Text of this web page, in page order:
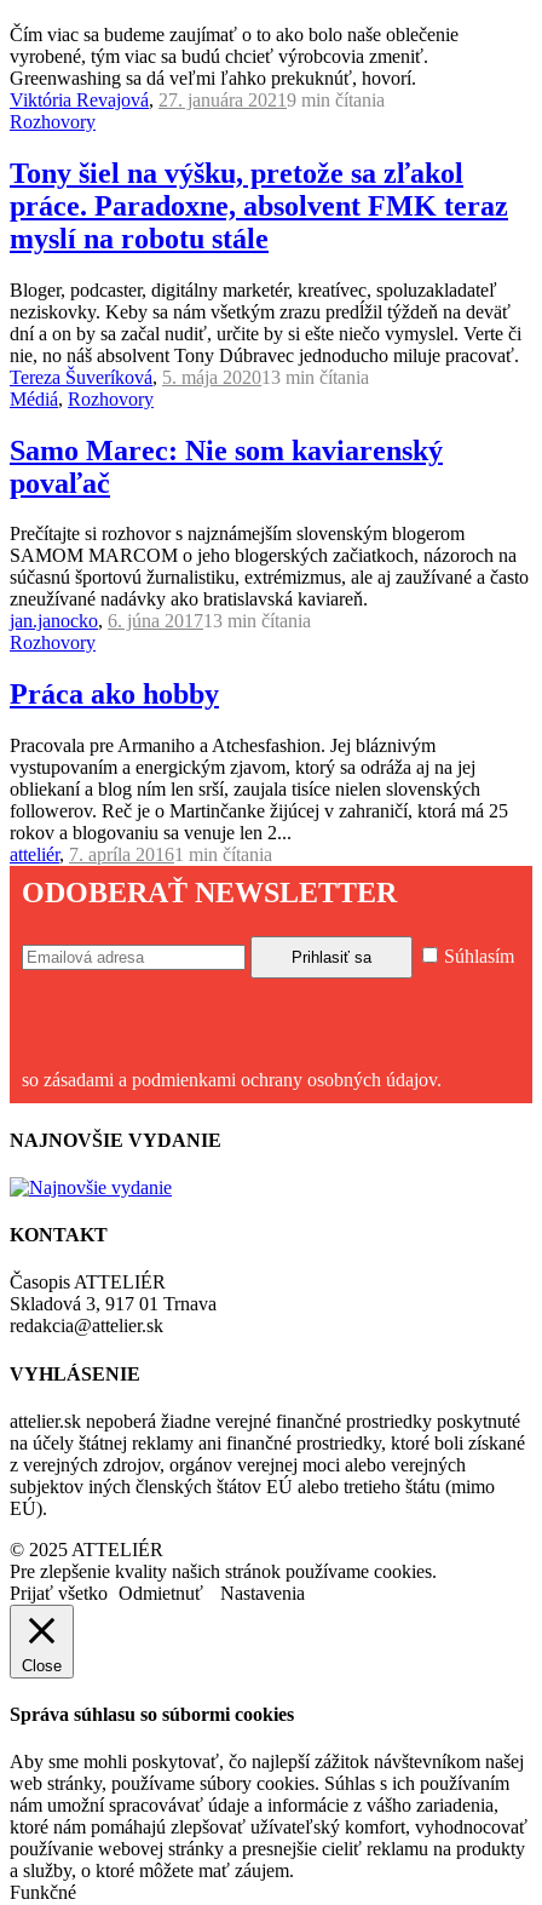
Čím viac sa budeme zaujímať o to ako bolo naše oblečenie
vyrobené, tým viac sa budú chcieť výrobcovia zmeniť.
Greenwashing sa dá veľmi ľahko prekuknúť, hovorí.
Viktória Revajová, 27. januára 20219 min čítania
Rozhovory
Tony šiel na výšku, pretože sa zľakol
práce. Paradoxne, absolvent FMK teraz
myslí na robotu stále
Bloger, podcaster, digitálny marketér, kreatívec, spoluzakladateľ
neziskovky. Keby sa nám všetkým zrazu predĺžil týždeň na deväť
dní a on by sa začal nudiť, určite by si ešte niečo vymyslel. Verte či
nie, no náš absolvent Tony Dúbravec jednoducho miluje pracovať.
Tereza Šuveríková, 5. mája 202013 min čítania
Médiá, Rozhovory
Samo Marec: Nie som kaviarenský
povaľač
Prečítajte si rozhovor s najznámejším slovenským blogerom
SAMOM MARCOM o jeho blogerských začiatkoch, názoroch na
súčasnú športovú žurnalistiku, extrémizmus, ale aj zaužívané a často
zneužívané nadávky ako bratislavská kaviareň.
jan.janocko, 6. júna 201713 min čítania
Rozhovory
Práca ako hobby
Pracovala pre Armaniho a Atchesfashion. Jej bláznivým
vystupovaním a energickým zjavom, ktorý sa odráža aj na jej
obliekaní a blog ním len srší, zaujala tisíce nielen slovenských
followerov. Reč je o Martinčanke žijúcej v zahraničí, ktorá má 25
rokov a blogovaniu sa venuje len 2...
atteliér, 7. apríla 20161 min čítania
ODOBERAŤ NEWSLETTER
Súhlasím
so zásadami a podmienkami ochrany osobných údajov.
NAJNOVŠIE VYDANIE
KONTAKT
Časopis ATTELIÉR
Skladová 3, 917 01 Trnava
redakcia@attelier.sk
VYHLÁSENIE
attelier.sk nepoberá žiadne verejné finančné prostriedky poskytnuté
na účely štátnej reklamy ani finančné prostriedky, ktoré boli získané
z verejných zdrojov, orgánov verejnej moci alebo verejných
subjektov iných členských štátov EÚ alebo tretieho štátu (mimo
EÚ).
© 2025 ATTELIÉR
Pre zlepšenie kvality našich stránok používame cookies.
Prijať všetko Odmietnuť Nastavenia
Close
Správa súhlasu so súbormi cookies
Aby sme mohli poskytovať, čo najlepší zážitok návštevníkom našej
web stránky, používame súbory cookies. Súhlas s ich používaním
nám umožní spracovávať údaje a informácie z vášho zariadenia,
ktoré nám pomáhajú zlepšovať užívateľský komfort, vyhodnocovať
používanie webovej stránky a presnejšie cieliť reklamu na produkty
a služby, o ktoré môžete mať záujem.
Funkčné